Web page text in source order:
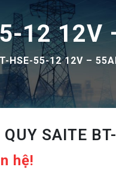
12 12V
HSE-55-12 12V –
QUY SAITE
hệ!